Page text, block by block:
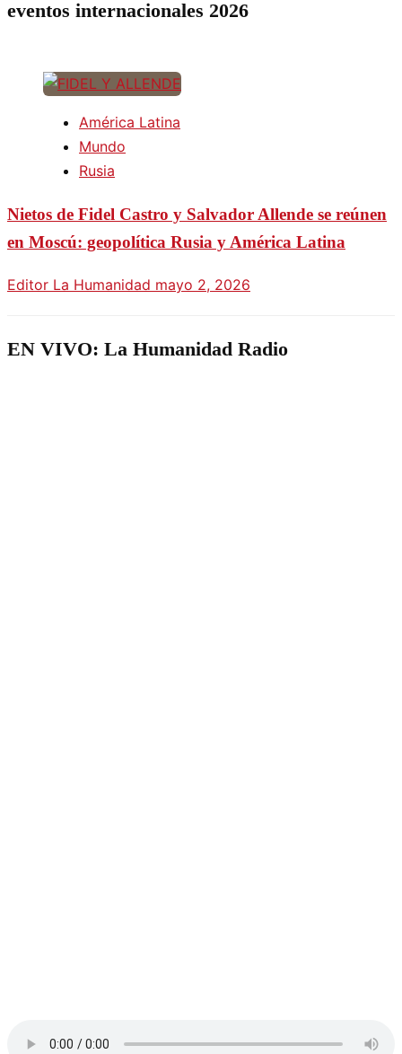
eventos internacionales 2026
América Latina
Mundo
Rusia
Nietos de Fidel Castro y Salvador Allende se reúnen
en Moscú: geopolítica Rusia y América Latina
Editor La Humanidad mayo 2, 2026
EN VIVO: La Humanidad Radio